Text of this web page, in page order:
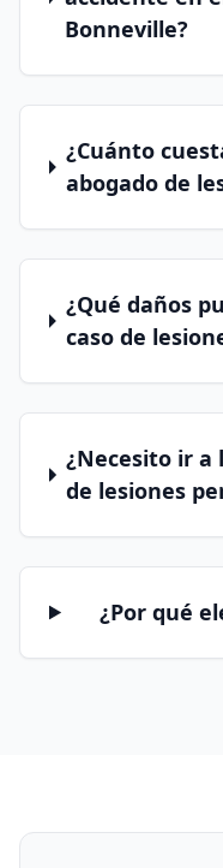
Bonneville?
¿Cuánto
abogado de
¿Qué daños
caso de
¿Necesito ir a
de lesiones
¿Por qué